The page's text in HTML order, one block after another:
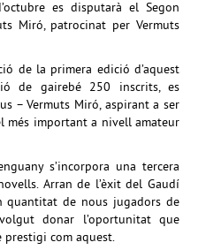
es disputarà el Segon
Miró, patrocinat per Vermuts
de la primera edició d’aquest
de gairebé 250 inscrits, es
– Vermuts Miró, aspirant a ser
important a nivell amateur
s’incorpora una tercera
Arran de l’èxit del Gaudí
quantitat de nous jugadors de
donar l’oportunitat que
com aquest.